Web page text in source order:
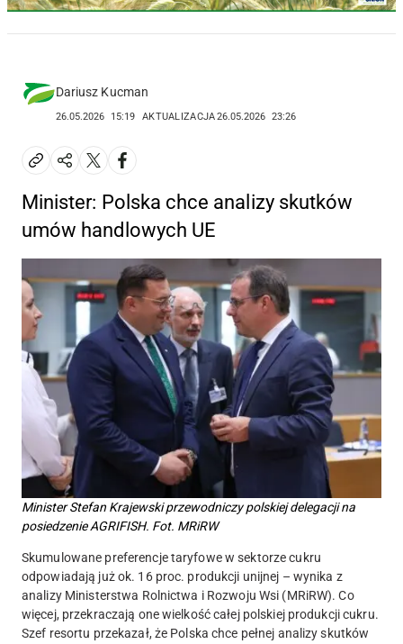
Dariusz Kucman
26.05.2026 15:19 AKTUALIZACJA26.05.2026 23:26
Minister: Polska chce analizy skutków
umów handlowych UE
Minister Stefan Krajewski przewodniczy polskiej delegacji na
posiedzenie AGRIFISH. Fot. MRiRW
Skumulowane preferencje taryfowe w sektorze cukru
odpowiadają już ok. 16 proc. produkcji unijnej – wynika z
analizy Ministerstwa Rolnictwa i Rozwoju Wsi (MRiRW). Co
więcej, przekraczają one wielkość całej polskiej produkcji cukru.
Szef resortu przekazał, że Polska chce pełnej analizy skutków